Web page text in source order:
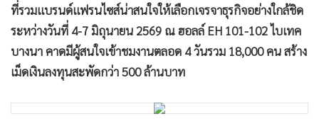
ที่รวมแบรนด์แฟรนไซส์น่าสนใจให้เลือกเจรจาธุรกิจอย่างใกล้ชิด
ระหว่างวันที่ 4-7 มิถุนายน 2569 ณ ฮอลล์ EH 101-102 ไบเทค
บางนา คาดมีผู้สนใจเข้าชมงานตลอด 4 วันรวม 18,000 คน สร้าง
เม็ดเงินลงทุนสะพัดกว่า 500 ล้านบาท